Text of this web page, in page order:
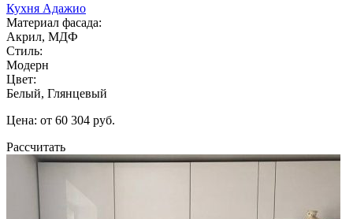
Кухня Адажио
Материал фасада:
Акрил, МДФ
Стиль:
Модерн
Цвет:
Белый, Глянцевый
Цена: от 60 304 руб.
Рассчитать